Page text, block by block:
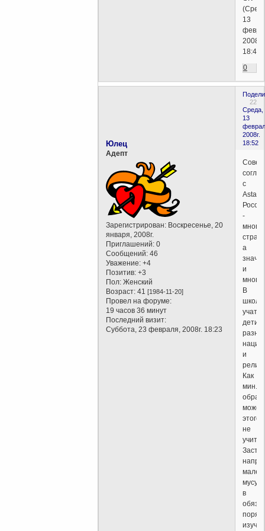
13
2008г.
18:40)
0
22
Среда,
13
2008г.
18:52
Юлец
Aдепт
Зарегистрирован: Воскресенье, 20
января, 2008г.
Приглашений: 0
Сообщений: 46
Уважение: +4
Позитив: +3
Пол: Женский
Возраст: 41[1984-11-20]
Провел на форуме:
19 часов 36 минут
Последний визит:
Суббота, 23 февраля, 2008г. 18:23
с
-
а
значит
и
В
учатся
дети
и
Как
мин.
может
этого
не
в